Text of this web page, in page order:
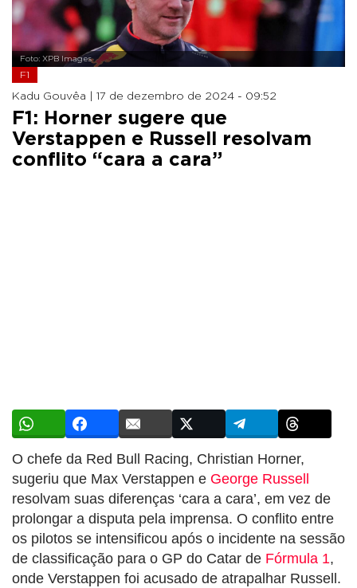
Foto: XPB Images
F1
Kadu Gouvêa | 17 de dezembro de 2024 - 09:52
F1: Horner sugere que
Verstappen e Russell resolvam
conflito “cara a cara”
O chefe da Red Bull Racing, Christian Horner,
sugeriu que Max Verstappen e George Russell
resolvam suas diferenças ‘cara a cara’, em vez de
prolongar a disputa pela imprensa. O conflito entre
os pilotos se intensificou após o incidente na sessão
de classificação para o GP do Catar de Fórmula 1,
onde Verstappen foi acusado de atrapalhar Russell.